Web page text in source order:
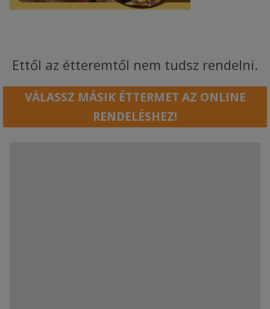
Ettől az étteremtől nem tudsz rendelni.
VÁLASSZ MÁSIK ÉTTERMET AZ ONLINE
RENDELÉSHEZ!